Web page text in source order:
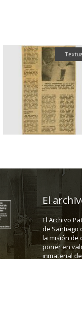
Textual
El
El Archivo
de Santiago
la misión de
poner en
inmaterial